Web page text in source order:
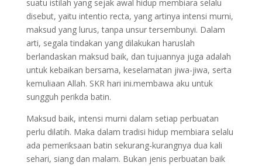
suatu istilah yang sejak awal hidup membiara selalu
disebut, yaitu intentio recta, yang artinya intensi murni,
maksud yang lurus, tanpa unsur tersembunyi. Dalam
arti, segala tindakan yang dilakukan haruslah
berlandaskan maksud baik, dan tujuannya juga adalah
untuk kebaikan bersama, keselamatan jiwa-jiwa, serta
kemuliaan Allah. SKR hari ini.membawa aku untuk
sungguh perikda batin.
Maksud baik, intensi murni dalam setiap perbuatan
perlu dilatih. Maka dalam tradisi hidup membiara selalu
ada pemeriksaan batin sekurang-kurangnya dua kali
sehari, siang dan malam. Bukan jenis perbuatan baik